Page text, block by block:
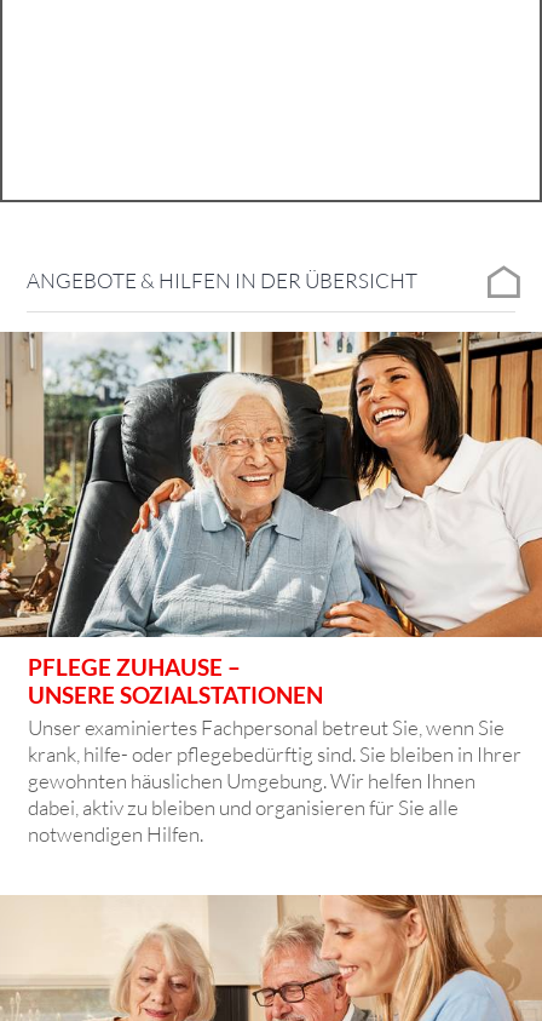
ANGEBOTE & HILFEN IN DER ÜBERSICHT
PFLEGE ZUHAUSE –
UNSERE SOZIALSTATIONEN
Unser examiniertes Fachpersonal betreut Sie, wenn Sie
krank, hilfe- oder pflegebedürftig sind. Sie bleiben in Ihrer
gewohnten häuslichen Umgebung. Wir helfen Ihnen
dabei, aktiv zu bleiben und organisieren für Sie alle
notwendigen Hilfen.